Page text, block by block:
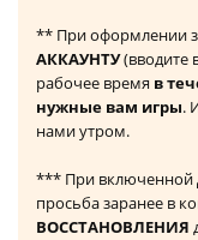
** При оформлении
АККАУНТУ(вводите
рабочее время в
нужные вам игры.
нами утром.
*** При включенной
просьба заранее в
ВОССТАНОВЛЕНИЯ